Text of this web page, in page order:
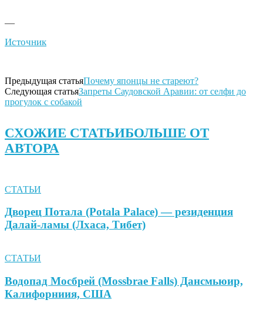
—
Источник
Предыдущая статьяПочему японцы не стареют?
Следующая статьяЗапреты Саудовской Аравии: от селфи до
прогулок с собакой
СХОЖИЕ СТАТЬИБОЛЬШЕ ОТ
АВТОРА
СТАТЬИ
Дворец Потала (Potala Palace) — резиденция
Далай-ламы (Лхаса, Тибет)
СТАТЬИ
Водопад Мосбрей (Mossbrae Falls) Дансмьюир,
Калифорниия, США